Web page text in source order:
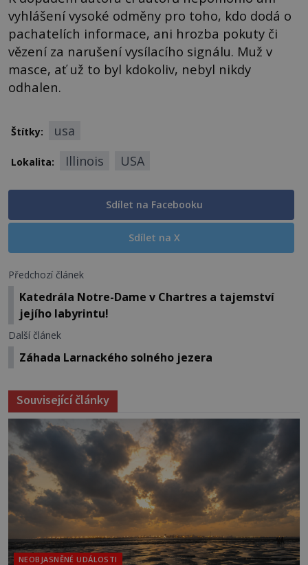
vyhlášení vysoké odměny pro toho, kdo dodá o
pachatelích informace, ani hrozba pokuty či
vězení za narušení vysílacího signálu. Muž v
masce, ať už to byl kdokoliv, nebyl nikdy
odhalen.
Štítky: usa
Lokalita: Illinois USA
Sdílet na Facebooku
Sdílet na X
Předchozí článek
Katedrála Notre-Dame v Chartres a tajemství
jejího labyrintu!
Další článek
Záhada Larnackého solného jezera
Související články
NEOBJASNĚNÉ UDÁLOSTI